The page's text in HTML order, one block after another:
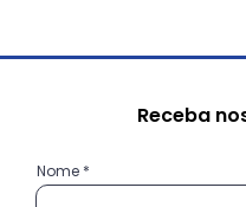
Receba
Nome